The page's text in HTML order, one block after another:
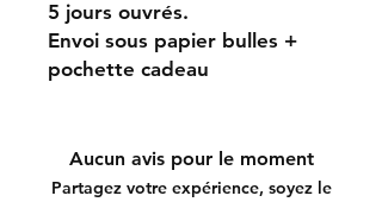
5 jours ouvrés.
Envoi sous papier bulles +
pochette cadeau
Aucun avis pour le moment
Partagez votre expérience, soyez le